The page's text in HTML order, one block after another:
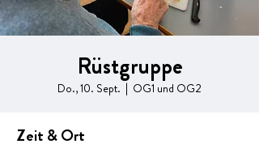
Rüstgruppe
Do., 10. Sept.
  |
OG1 und OG2
Zeit & Ort